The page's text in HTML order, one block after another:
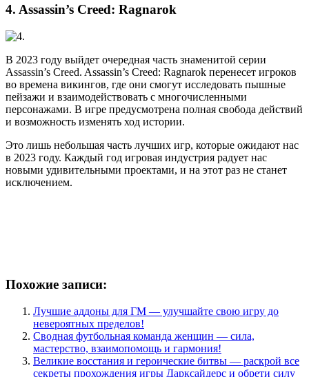
4. Assassin’s Creed: Ragnarok
В 2023 году выйдет очередная часть знаменитой серии
Assassin’s Creed. Assassin’s Creed: Ragnarok перенесет игроков
во времена викингов, где они смогут исследовать пышные
пейзажи и взаимодействовать с многочисленными
персонажами. В игре предусмотрена полная свобода действий
и возможность изменять ход истории.
Это лишь небольшая часть лучших игр, которые ожидают нас
в 2023 году. Каждый год игровая индустрия радует нас
новыми удивительными проектами, и на этот раз не станет
исключением.
Похожие записи:
Лучшие аддоны для ГМ — улучшайте свою игру до
невероятных пределов!
Сводная футбольная команда женщин — сила,
мастерство, взаимопомощь и гармония!
Великие восстания и героические битвы — раскрой все
секреты прохождения игры Дарксайдерс и обрети силу